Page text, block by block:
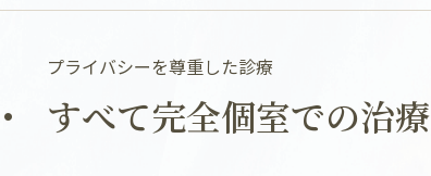
プライバシーを尊重した診療
すべて完全個室での治療